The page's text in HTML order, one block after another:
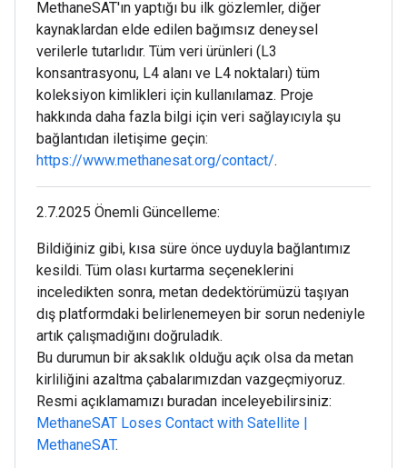
MethaneSAT'ın yaptığı bu ilk gözlemler, diğer
kaynaklardan elde edilen bağımsız deneysel
verilerle tutarlıdır. Tüm veri ürünleri (L3
konsantrasyonu, L4 alanı ve L4 noktaları) tüm
koleksiyon kimlikleri için kullanılamaz. Proje
hakkında daha fazla bilgi için veri sağlayıcıyla şu
bağlantıdan iletişime geçin:
https://www.methanesat.org/contact/.
2.7.2025 Önemli Güncelleme:
Bildiğiniz gibi, kısa süre önce uyduyla bağlantımız
kesildi. Tüm olası kurtarma seçeneklerini
inceledikten sonra, metan dedektörümüzü taşıyan
dış platformdaki belirlenemeyen bir sorun nedeniyle
artık çalışmadığını doğruladık.
Bu durumun bir aksaklık olduğu açık olsa da metan
kirliliğini azaltma çabalarımızdan vazgeçmiyoruz.
Resmi açıklamamızı buradan inceleyebilirsiniz:
MethaneSAT Loses Contact with Satellite |
MethaneSAT.